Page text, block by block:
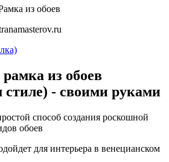
из обоев
стиле) - своими руками
способ создания роскошной
обоев
для интерьера в венецианском